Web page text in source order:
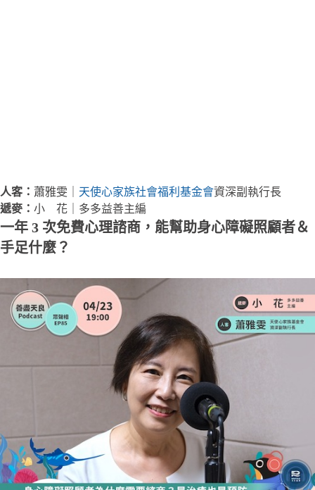
人客： 蕭雅雯｜ 天使心家族社會福利基金會資深副執行長
遞麥： 小 花｜多多益善主編
一年 3 次免費心理諮商，能幫助身心障礙照顧者＆
手足什麼？